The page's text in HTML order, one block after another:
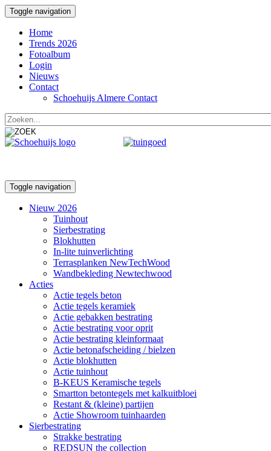
Toggle navigation
Home
Trends 2026
Fotoalbum
Login
Nieuws
Contact
Schoehuijs Almere Contact
Toggle navigation
Nieuw 2026
Tuinhout
Sierbestrating
Blokhutten
In-lite tuinverlichting
Terrasplanken NewTechWood
Wandbekleding Newtechwood
Acties
Actie tegels beton
Actie tegels keramiek
Actie gebakken bestrating
Actie bestrating voor oprit
Actie bestrating kleinformaat
Actie betonafscheiding / bielzen
Actie blokhutten
Actie tuinhout
B-KEUS Keramische tegels
Smartton betontegels met kalkuitbloei
Restant & (kleine) partijen
Actie Showroom tuinhaarden
Sierbestrating
Strakke bestrating
REDSUN the collection